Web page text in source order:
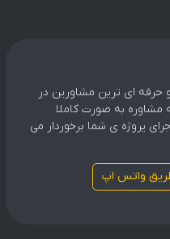
حرفه ای ترین مشاورین در
مشاوره به صورت کاملا
پروژه ی شما برخوردار می
واتس اپ